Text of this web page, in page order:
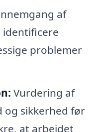
af
problemer
Vurdering af
og sikkerhed før
at arbejdet